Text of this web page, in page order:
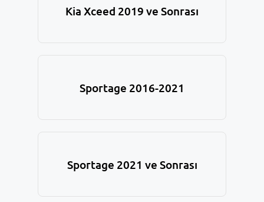
Kia Xceed 2019 ve Sonrası
Sportage 2016-2021
Sportage 2021 ve Sonrası